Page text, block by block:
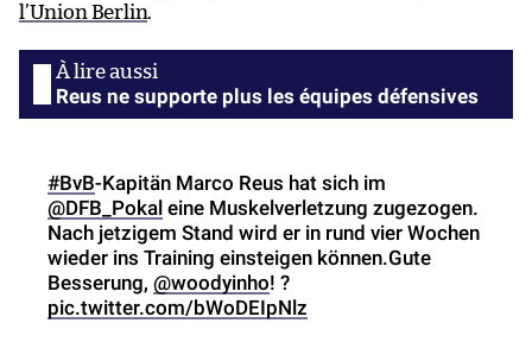
l’Union Berlin.
Reus ne supporte plus les équipes défensives
#BvB-Kapitän Marco Reus hat sich im
@DFB_Pokal eine Muskelverletzung zugezogen.
Nach jetzigem Stand wird er in rund vier Wochen
wieder ins Training einsteigen können.Gute
Besserung, @woodyinho! ?
pic.twitter.com/bWoDEIpNlz